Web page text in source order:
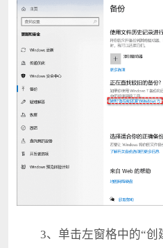
3、单击左窗格中的“创